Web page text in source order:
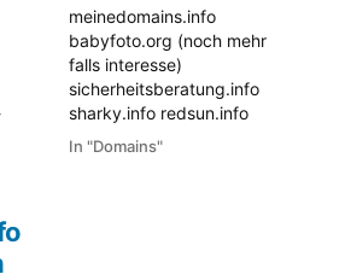
meinedomains.info
babyfoto.org (noch mehr
falls interesse)
sicherheitsberatung.info
sharky.info redsun.info
streetgames.eu
In "Domains"